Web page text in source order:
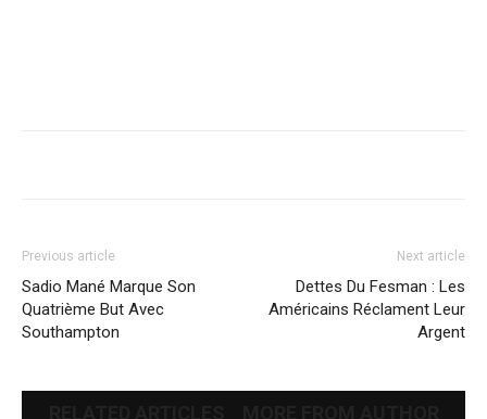
Previous article
Sadio Mané Marque Son
Quatrième But Avec
Southampton
Next article
Dettes Du Fesman : Les
Américains Réclament Leur
Argent